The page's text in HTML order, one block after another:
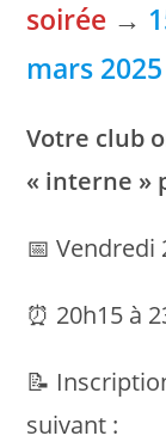
soirée →
mars 2025
Votre club
« interne »
📅 Vendredi
⏰ 20h15 à
📝
suivant :